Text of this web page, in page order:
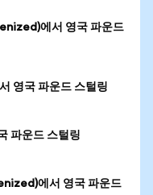
에서 영국 파운드
영국 파운드 스털링
파운드 스털링
에서 영국 파운드